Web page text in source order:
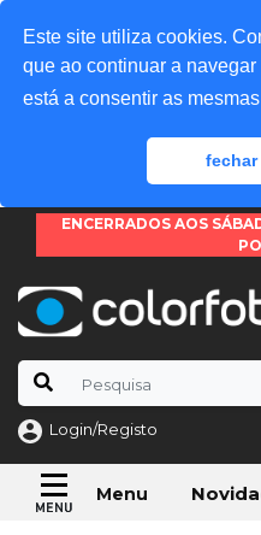
Este site utiliza cookies.
que ao continuar a
está a consentir as mesmas
fechar
ENCERRADOS AOS
Login/Registo
Menu